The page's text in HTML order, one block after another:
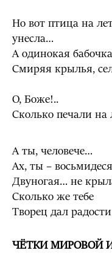
Но вот птица на
унесла…
А одинокая
Смиряя крылья,
О, Боже!..
Сколько печали на
А ты, человече…
Ах, ты –
Двуногая… не
Сколько же тебе
Творец дал
ЧЁТКИ МИРОВОЙ